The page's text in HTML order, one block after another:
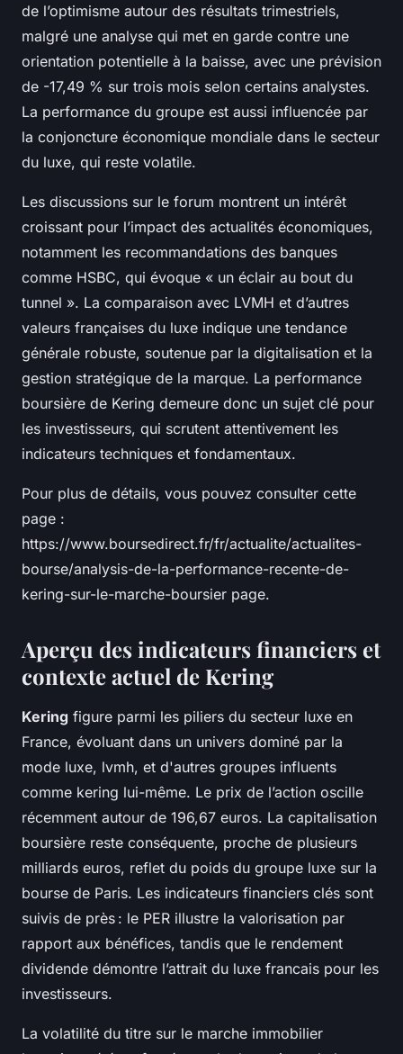
de l’optimisme autour des résultats trimestriels,
malgré une analyse qui met en garde contre une
orientation potentielle à la baisse, avec une prévision
de -17,49 % sur trois mois selon certains analystes.
La performance du groupe est aussi influencée par
la conjoncture économique mondiale dans le secteur
du luxe, qui reste volatile.
Les discussions sur le forum montrent un intérêt
croissant pour l’impact des actualités économiques,
notamment les recommandations des banques
comme HSBC, qui évoque « un éclair au bout du
tunnel ». La comparaison avec LVMH et d’autres
valeurs françaises du luxe indique une tendance
générale robuste, soutenue par la digitalisation et la
gestion stratégique de la marque. La performance
boursière de Kering demeure donc un sujet clé pour
les investisseurs, qui scrutent attentivement les
indicateurs techniques et fondamentaux.
Pour plus de détails, vous pouvez consulter cette
page :
https://www.boursedirect.fr/fr/actualite/actualites-
bourse/analysis-de-la-performance-recente-de-
kering-sur-le-marche-boursier page.
Aperçu des indicateurs financiers et
contexte actuel de Kering
Kering figure parmi les piliers du secteur luxe en
France, évoluant dans un univers dominé par la
mode luxe, lvmh, et d'autres groupes influents
comme kering lui-même. Le prix de l’action oscille
récemment autour de 196,67 euros. La capitalisation
boursière reste conséquente, proche de plusieurs
milliards euros, reflet du poids du groupe luxe sur la
bourse de Paris. Les indicateurs financiers clés sont
suivis de près : le PER illustre la valorisation par
rapport aux bénéfices, tandis que le rendement
dividende démontre l’attrait du luxe francais pour les
investisseurs.
La volatilité du titre sur le marche immobilier